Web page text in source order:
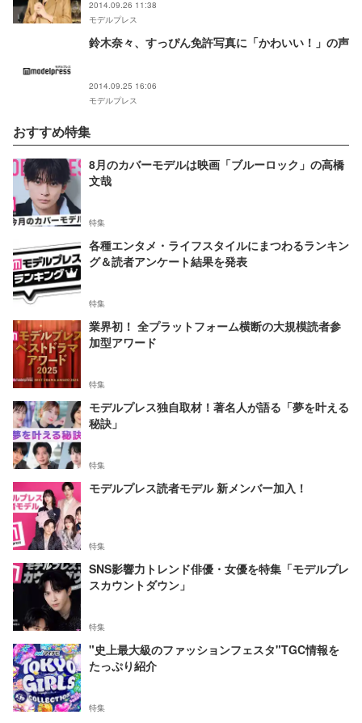
2014.09.26 11:38
モデルプレス
鈴木奈々、すっぴん免許写真に「かわいい！」の声
2014.09.25 16:06
モデルプレス
おすすめ特集
8月のカバーモデルは映画「ブルーロック」の高橋
文哉
特集
各種エンタメ・ライフスタイルにまつわるランキン
グ＆読者アンケート結果を発表
特集
業界初！ 全プラットフォーム横断の大規模読者参
加型アワード
特集
モデルプレス独自取材！著名人が語る「夢を叶える
秘訣」
特集
モデルプレス読者モデル 新メンバー加入！
特集
SNS影響力トレンド俳優・女優を特集「モデルプレ
スカウントダウン」
特集
"史上最大級のファッションフェスタ"TGC情報を
たっぷり紹介
特集